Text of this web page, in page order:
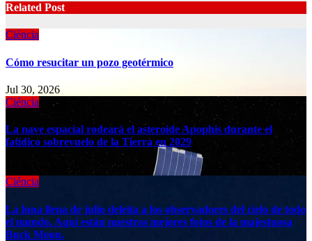
Related Post
Ciéncia
Cómo resucitar un pozo geotérmico
Jul 30, 2026
Ciéncia
La nave espacial rodeará el asteroide Apophis durante el
fatídico sobrevuelo de la Tierra en 2029
Ciéncia
La luna llena de julio deleita a los observadores del cielo de todo
el mundo. Aquí están nuestras mejores fotos de la majestuosa
Buck Moon.